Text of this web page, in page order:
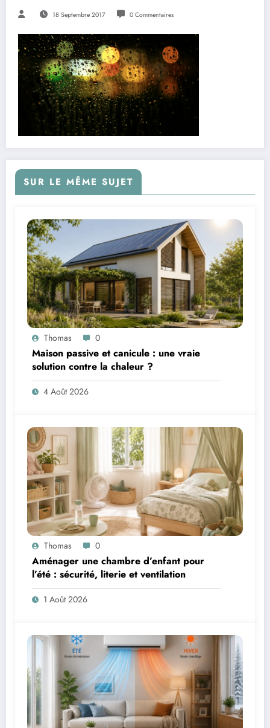
18 Septembre 2017 0 Commentaires
SUR LE MÊME SUJET
Thomas 0
Maison passive et canicule : une vraie
solution contre la chaleur ?
4 Août 2026
Thomas 0
Aménager une chambre d’enfant pour
l’été : sécurité, literie et ventilation
1 Août 2026